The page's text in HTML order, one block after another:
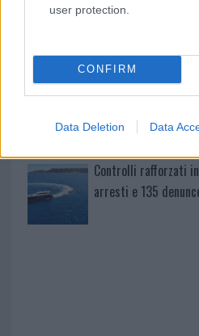
user protection.
CONFIRM
Data Deletion Data
“Poker letterario”
È scontro tra
Teresa Gallura
Controlli rafforzati
arresti e 135